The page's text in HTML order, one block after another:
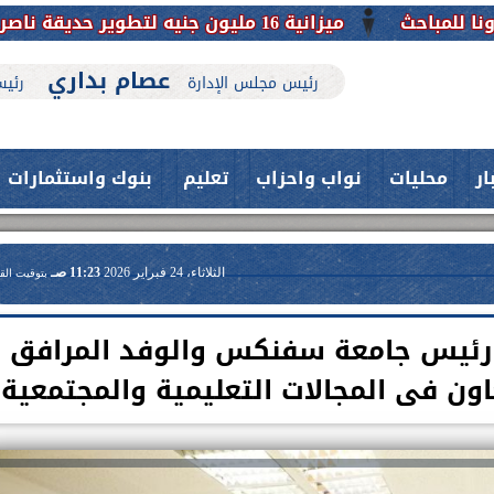
ميزانية 16 مليون جنيه لتطوير حديقة ناصر بأبوتيج.. نقلة حضارية تحافظ على تاريخها
رئيس مجلس الإدارة عصام بداري
محليات نواب واحزاب تعليم بنوك واستثمارات
الثلاثاء، 24 فبراير 2026 11:23 صـ بتوقيت
جامعة سفنكس والوفد المرافق
فى المجالات التعليمية والمجتمعية
العلاج الحر بمنفلوط بالتعاون مع هيئة
حدث بمستشفيات جامعة اسيوط....
فريق طبي بقسم الأنف والأذن